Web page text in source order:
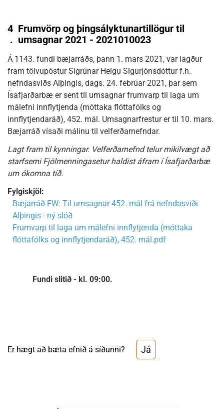
4
.
Frumvörp og þingsályktunartillögur til
umsagnar 2021 - 2021010023
Á 1143. fundi bæjarráðs, þann 1. mars 2021, var lagður
fram tölvupóstur Sigrúnar Helgu Sigurjónsdóttur f.h.
nefndasviðs Alþingis, dags. 24. febrúar 2021, þar sem
Ísafjarðarbæ er sent til umsagnar frumvarp til laga um
málefni innflytjenda (móttaka flóttafólks og
innflytjendaráð), 452. mál. Umsagnarfrestur er til 10. mars.
Bæjarráð vísaði málinu til velferðarnefndar.
Lagt fram til kynningar. Velferðarnefnd telur mikilvægt að
starfsemi Fjölmenningasetur haldist áfram í Ísafjarðarbæ
um ókomna tíð.
Fylgiskjöl:
Bæjarráð FW: Til umsagnar 452. mál frá nefndasviði
Alþingis - ný slóð
Frumvarp til laga um málefni innflytjenda (móttaka
flóttafólks og innflytjendaráð), 452. mál.pdf
Fundi slitið - kl. 09:00.
Er hægt að bæta efnið á síðunni? Já